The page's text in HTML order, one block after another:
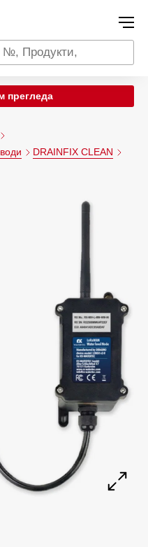
прегледа
DRAINFIX CLEAN